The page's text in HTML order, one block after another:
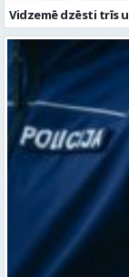
Pirmdien Vidzemē
Ziņu arhīvs